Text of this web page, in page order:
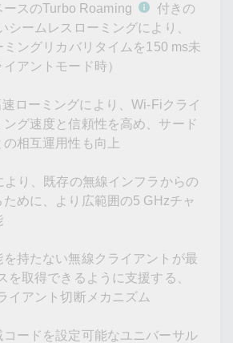
ースのTurbo Roaming
付きの
シームレスローミングにより、
ミングリカバリタイムを150 ms未
アントモード時）
ローミングにより、Wi-Fiクライ
グ速度と信頼性を高め、サード
相互運用性も向上
より、既存の無線インフラからの
めに、より広範囲の5 GHzチャ
を持たない無線クライアントが最
を取得できるように支援する、
イアント切断メカニズム
コードを設定可能なユニバーサル